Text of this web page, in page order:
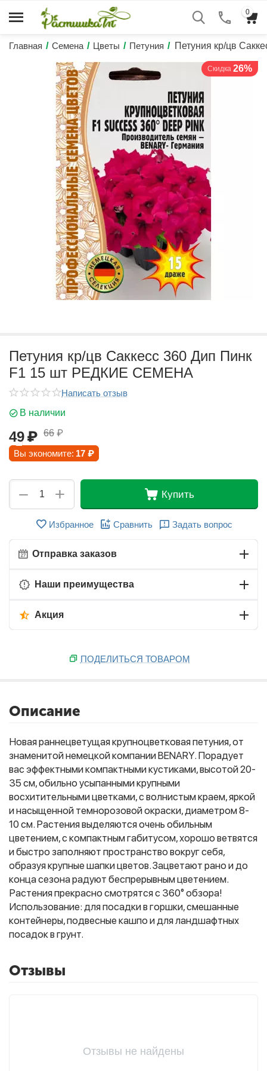
Фитолампы
0
Главная / Семена / Цветы / Петуния / Петуния кр/цв
Скидка 26%
Петуния кр/цв Саккесс 360 Дип Пинк
F1 15 шт РЕДКИЕ СЕМЕНА
Написать отзыв
В наличии
49₽ 66 ₽
Вы экономите: 17 ₽
+
− Купить
Избранное Сравнить Задать вопрос
Отправка заказов
Наши преимущества
Акция
ПОДЕЛИТЬСЯ ТОВАРОМ
Описание
Новая раннецветущая крупноцветковая петуния, от
знаменитой немецкой компании BENARY. Порадует
вас эффектными компактными кустиками, высотой 20-
35 см, обильно усыпанными крупными
восхитительными цветками, с волнистым краем, яркой
и насыщенной темнорозовой окраски, диаметром 8-
10 см. Растения выделяются очень обильным
цветением, с компактным габитусом, хорошо ветвятся
и быстро заполняют пространство вокруг себя,
образуя крупные шапки цветов. Зацветают рано и до
конца сезона радуют беспрерывным цветением.
Растения прекрасно смотрятся с 360° обзора!
Использование: для посадки в горшки, смешанные
контейнеры, подвесные кашпо и для ландшафтных
посадок в грунт.
Отзывы
Отзывы не найдены